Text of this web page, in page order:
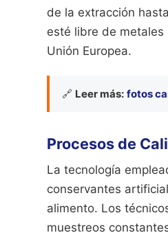
de la extracción
esté libre de metales
Unión Europea.
🔗 Leer más: fotos
Procesos de
La tecnología
conservantes
alimento. Los
muestreos